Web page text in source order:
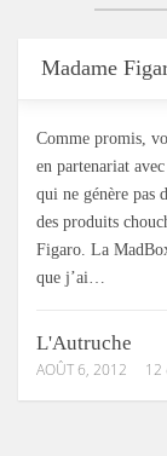
Madame
Comme promis,
en partenariat
qui ne génère pas
des produits
Figaro. La
que j’ai…
L'Autruche
AOÛT 6, 2012 12